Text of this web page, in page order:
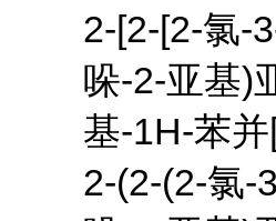
2-[2-[2-氯-
哚-2-亚基)
基-1H-苯
2-(2-(2-氯-